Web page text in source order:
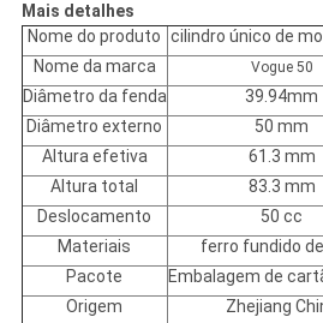
Mais detalhes
Nome do produto cilindro único de
Nome da marca
Vogue 50
Diâmetro da fenda
39.94mm
Diâmetro externo
50 mm
Altura efetiva
61.3 mm
Altura total
83.3 mm
Deslocamento
50 cc
Materiais
ferro fundido
Pacote
Embalagem de
Origem
Zhejiang